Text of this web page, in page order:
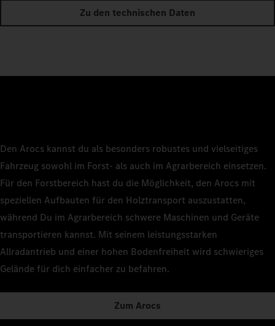
Zu den technischen Daten
Den Arocs kannst du als besonders robustes und vielseitiges
Fahrzeug sowohl im Forst- als auch im Agrarbereich einsetzen.
Für den Forstbereich hast du die Möglichkeit, den Arocs mit
speziellen Aufbauten für den Holztransport auszustatten,
während Du im Agrarbereich schwere Maschinen und Geräte
transportieren kannst. Mit seinem leistungsstarken
Allradantrieb und einer hohen Bodenfreiheit wird schwieriges
Gelände für dich einfacher zu befahren.
Zum Arocs